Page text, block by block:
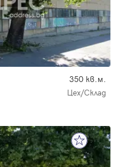
350 кв.м.
Цех/Склад